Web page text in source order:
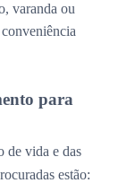
varanda ou
para
de vida e das
estão: